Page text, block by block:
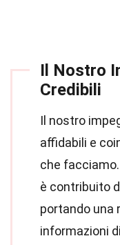
Il Nostro
Credibili
Il nostro
affidabili e
che
è contribuito
portando una
informazioni